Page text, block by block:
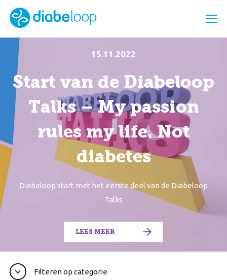
15.11.2022
Start van de Diabeloop
Talks – My passion
rules my life. Not
diabetes
Diabeloop start met het eerste deel van de Diabeloop
Talks
LEES MEER
Filteren op categorie